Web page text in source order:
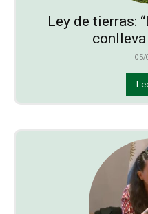
Ley de tierras:
conlleva
05/